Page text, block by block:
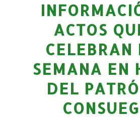
ACTOS
CELEBRAN
SEMANA EN
DEL